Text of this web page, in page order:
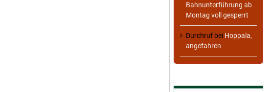
Bahnunterführung ab
Montag voll gesperrt
Durchruf bei Hoppala,
angefahren